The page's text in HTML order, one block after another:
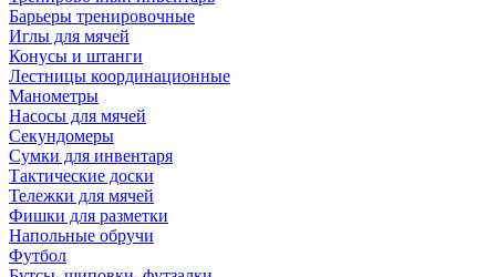
Барьеры тренировочные
Иглы для мячей
Конусы и штанги
Лестницы координационные
Манометры
Насосы для мячей
Секундомеры
Сумки для инвентаря
Тактические доски
Тележки для мячей
Фишки для разметки
Напольные обручи
Футбол